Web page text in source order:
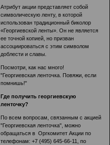
Атрибут акции представляет собой
символическую ленту, в которой
использован традиционный биколор
«Георгиевской ленты». Он не является
ее точной копией, но призван
ассоциироваться с этим символом
доблести и славы.
Посмотри, как нас много!
"Георгиевская ленточка. Повяжи, если
помнишь!"
Где получить георгиевскую
ленточку?
По всем вопросам, связанным с акцией
"Георгиевская ленточка", можно
обращаться в Оргкомитет Акции по
телефонам: +7 (495) 645-66-11, по